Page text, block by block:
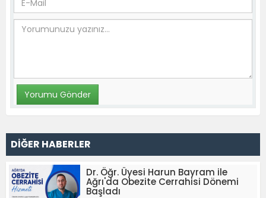
DİĞER HABERLER
Dr. Öğr. Üyesi Harun Bayram ile
Ağrı'da Obezite Cerrahisi Dönemi
Başladı